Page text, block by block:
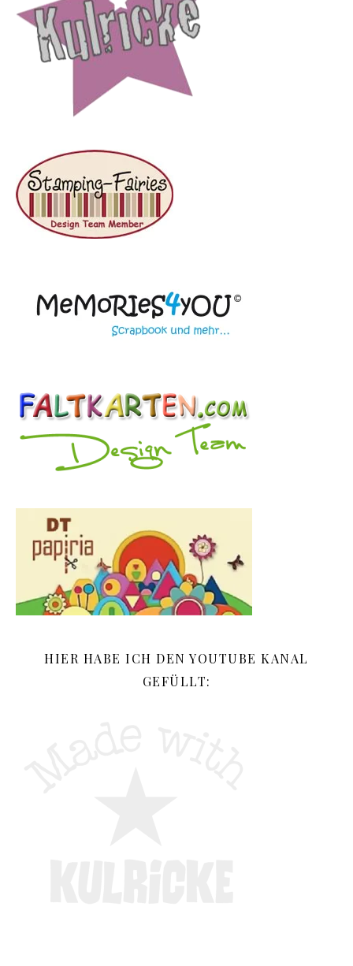
HIER HABE ICH DEN YOUTUBE KANAL
GEFÜLLT: